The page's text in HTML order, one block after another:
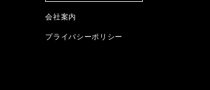
会社案内
プライバシーポリシー